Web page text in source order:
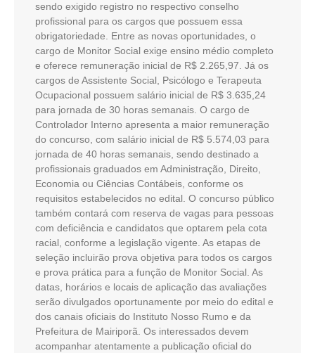
sendo exigido registro no respectivo conselho
profissional para os cargos que possuem essa
obrigatoriedade. Entre as novas oportunidades, o
cargo de Monitor Social exige ensino médio completo
e oferece remuneração inicial de R$ 2.265,97. Já os
cargos de Assistente Social, Psicólogo e Terapeuta
Ocupacional possuem salário inicial de R$ 3.635,24
para jornada de 30 horas semanais. O cargo de
Controlador Interno apresenta a maior remuneração
do concurso, com salário inicial de R$ 5.574,03 para
jornada de 40 horas semanais, sendo destinado a
profissionais graduados em Administração, Direito,
Economia ou Ciências Contábeis, conforme os
requisitos estabelecidos no edital. O concurso público
também contará com reserva de vagas para pessoas
com deficiência e candidatos que optarem pela cota
racial, conforme a legislação vigente. As etapas de
seleção incluirão prova objetiva para todos os cargos
e prova prática para a função de Monitor Social. As
datas, horários e locais de aplicação das avaliações
serão divulgados oportunamente por meio do edital e
dos canais oficiais do Instituto Nosso Rumo e da
Prefeitura de Mairiporã. Os interessados devem
acompanhar atentamente a publicação oficial do